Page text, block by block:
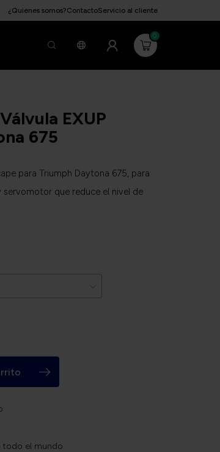
¿Quienes somos?ContactoServicio al cliente
0
EXUP
675
para Triumph Daytona 675, para
servomotor que reduce el nivel de
todo el mundo